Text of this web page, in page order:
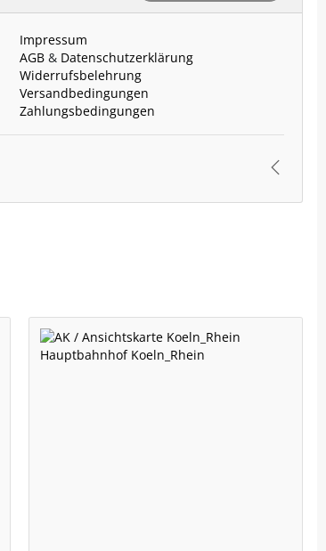
Impressum
AGB& Datenschutzerklärung
Widerrufsbelehrung
Versandbedingungen
Zahlungsbedingungen